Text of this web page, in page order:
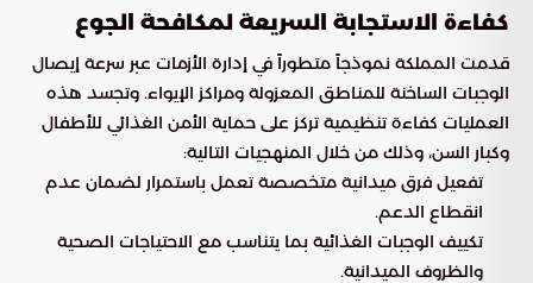
كفاءة الاستجابة السريعة لمكافحة الجوع
قدمت المملكة نموذجاً متطوراً في إدارة الأزمات عبر سرعة إيصال
الوجبات الساخنة للمناطق المعزولة ومراكز الإيواء. وتجسد هذه
العمليات كفاءة تنظيمية تركز على حماية الأمن الغذائي للأطفال
وكبار السن، وذلك من خلال المنهجيات التالية:
تفعيل فرق ميدانية متخصصة تعمل باستمرار لضمان عدم
انقطاع الدعم.
تكييف الوجبات الغذائية بما يتناسب مع الاحتياجات الصحية
والظروف الميدانية.